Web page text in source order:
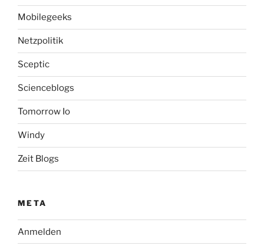
Mobilegeeks
Netzpolitik
Sceptic
Scienceblogs
Tomorrow Io
Windy
Zeit Blogs
META
Anmelden